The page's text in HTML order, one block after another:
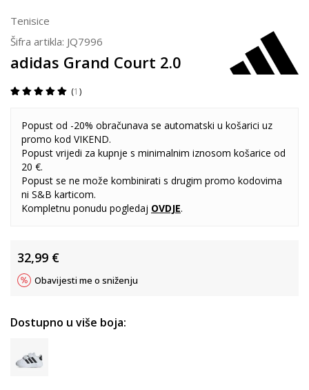
Tenisice
Šifra artikla: JQ7996
adidas Grand Court 2.0
1
Popust od -20% obračunava se automatski u košarici uz
promo kod VIKEND.
Popust vrijedi za kupnje s minimalnim iznosom košarice od
20 €.
Popust se ne može kombinirati s drugim promo kodovima
ni S&B karticom.
Kompletnu ponudu pogledaj OVDJE.
32,99 €
Obavijesti me o sniženju
Dostupno u više boja: